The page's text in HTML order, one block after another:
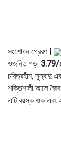
সংশোধন প্রেরণ |
ওজনিত গড়: 3.79/
চরিত্রহীন, সুস্বাদু
শক্তিশালী আলে জৈব
এটি বয়স্ক ওক এবং